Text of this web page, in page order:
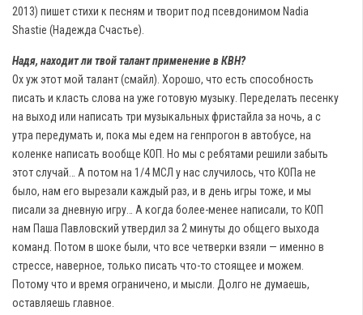
2013) пишет стихи к песням и творит под псевдонимом Nadia
Shastie (Надежда Счастье).
Надя, находит ли твой талант применение в КВН?
Ох уж этот мой талант (смайл). Хорошо, что есть способность
писать и класть слова на уже готовую музыку. Переделать песенку
на выход или написать три музыкальных фристайла за ночь, а с
утра передумать и, пока мы едем на генпрогон в автобусе, на
коленке написать вообще КОП. Но мы с ребятами решили забыть
этот случай… А потом на 1/4 МСЛ у нас случилось, что КОПа не
было, нам его вырезали каждый раз, и в день игры тоже, и мы
писали за дневную игру… А когда более-менее написали, то КОП
нам Паша Павловский утвердил за 2 минуты до общего выхода
команд. Потом в шоке были, что все четверки взяли — именно в
стрессе, наверное, только писать что-то стоящее и можем.
Потому что и время ограничено, и мысли. Долго не думаешь,
оставляешь главное.